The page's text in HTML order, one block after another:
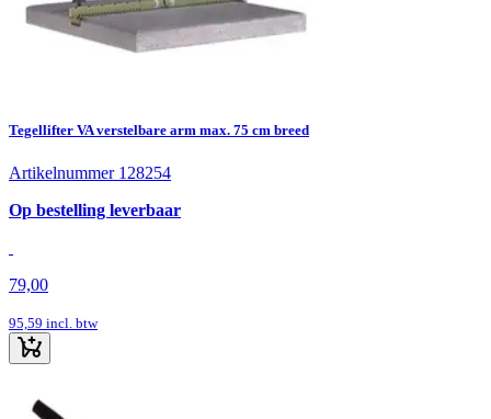
Tegellifter VA verstelbare arm max. 75 cm breed
Artikelnummer 128254
Op bestelling leverbaar
79,00
95,59 incl. btw